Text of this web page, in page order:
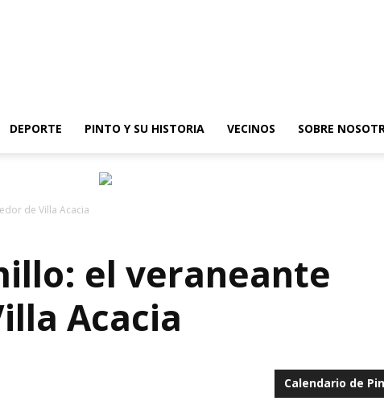
DEPORTE PINTO Y SU HISTORIA VECINOS SOBRE
de Villa Acacia
el veraneante
Acacia
Calendario de